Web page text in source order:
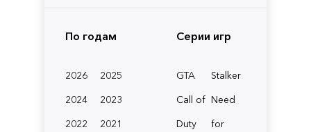
По годам
2026
2025
2024
2023
2022
2021
Серии игр
GTA
Stalker
Call of
Duty
Need
for